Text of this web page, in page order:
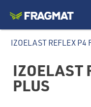
IZOELAST REFLEX P4
IZOELAST
PLUS